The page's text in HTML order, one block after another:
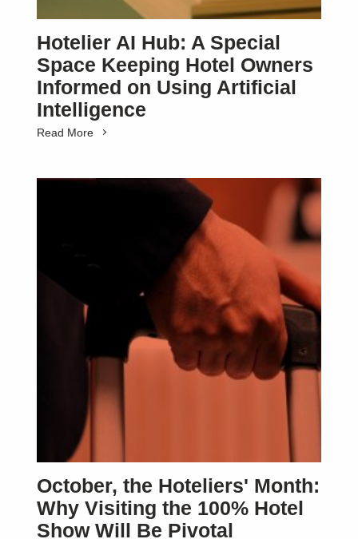
Hotelier AI Hub: A Special
Space Keeping Hotel Owners
Informed on Using Artificial
Intelligence
Read More
October, the Hoteliers' Month:
Why Visiting the 100% Hotel
Show Will Be Pivotal